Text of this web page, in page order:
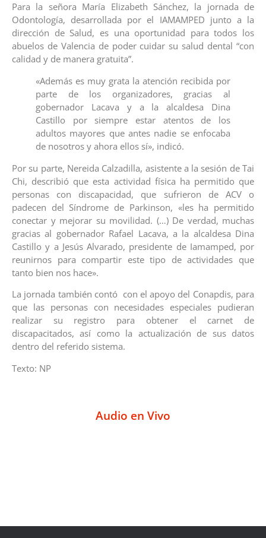
Para la señora María Elizabeth Sánchez, la jornada de
Odontología, desarrollada por el IAMAMPED junto a la
dirección de Salud, es una oportunidad para todos los
abuelos de Valencia de poder cuidar su salud dental “con
calidad y de manera gratuita”.
«Además es muy grata la atención recibida por
parte de los organizadores, gracias al
gobernador Lacava y a la alcaldesa Dina
Castillo por siempre estar atentos de los
adultos mayores que antes nadie se enfocaba
de nosotros y ahora ellos sí», indicó.
Por su parte, Nereida Calzadilla, asistente a la sesión de Tai
Chi, describió que esta actividad física ha permitido que
personas con discapacidad, que sufrieron de ACV o
padecen del Síndrome de Parkinson, «les ha permitido
conectar y mejorar su movilidad. (…) De verdad, muchas
gracias al gobernador Rafael Lacava, a la alcaldesa Dina
Castillo y a Jesús Alvarado, presidente de Iamamped, por
reunirnos para compartir este tipo de actividades que
tanto bien nos hace».
La jornada también contó con el apoyo del Conapdis, para
que las personas con necesidades especiales pudieran
realizar su registro para obtener el carnet de
discapacitados, así como la actualización de sus datos
dentro del referido sistema.
Texto: NP
Audio en Vivo